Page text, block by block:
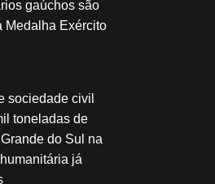
gaúchos são
Medalha Exército
sociedade civil
toneladas de
do Sul na
já